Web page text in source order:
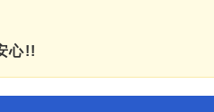
心!!